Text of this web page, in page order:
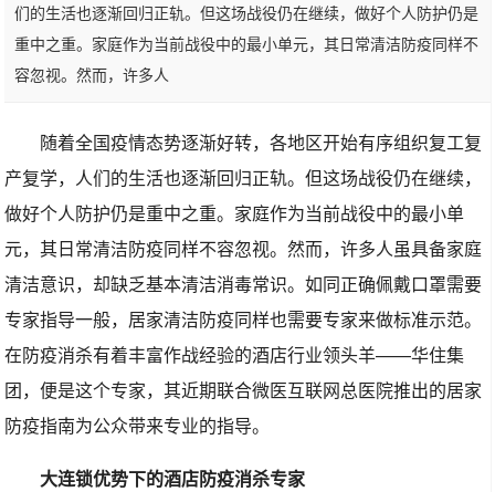
们的生活也逐渐回归正轨。但这场战役仍在继续，做好个人防护仍是
重中之重。家庭作为当前战役中的最小单元，其日常清洁防疫同样不
容忽视。然而，许多人
随着全国疫情态势逐渐好转，各地区开始有序组织复工复
产复学，人们的生活也逐渐回归正轨。但这场战役仍在继续，
做好个人防护仍是重中之重。家庭作为当前战役中的最小单
元，其日常清洁防疫同样不容忽视。然而，许多人虽具备家庭
清洁意识，却缺乏基本清洁消毒常识。如同正确佩戴口罩需要
专家指导一般，居家清洁防疫同样也需要专家来做标准示范。
在防疫消杀有着丰富作战经验的酒店行业领头羊——华住集
团，便是这个专家，其近期联合微医互联网总医院推出的居家
防疫指南为公众带来专业的指导。
大连锁优势下的酒店防疫消杀专家